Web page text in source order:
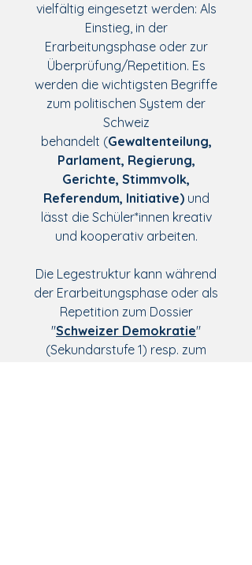
vielfältig eingesetzt werden: Als
Einstieg, in der
Erarbeitungsphase oder zur
Überprüfung/Repetition. Es
werden die wichtigsten Begriffe
zum politischen System der
Schweiz
behandelt (Gewaltenteilung,
Parlament, Regierung,
Gerichte, Stimmvolk,
Referendum, Initiative)und
lässt die Schüler*innen kreativ
und kooperativ arbeiten.
Die Legestruktur kann während
der Erarbeitungsphase oder als
Repetition zum Dossier
"Schweizer Demokratie"
(Sekundarstufe 1) resp. zum